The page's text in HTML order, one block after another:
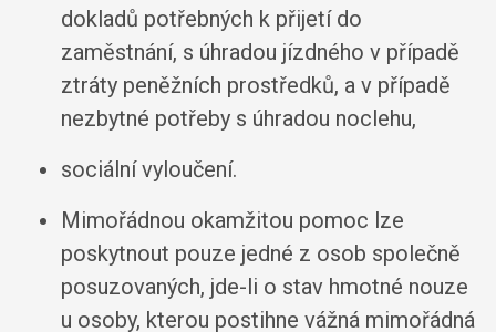
dokladů potřebných k přijetí do
zaměstnání, s úhradou jízdného v případě
ztráty peněžních prostředků, a v případě
nezbytné potřeby s úhradou noclehu,
sociální vyloučení.
Mimořádnou okamžitou pomoc lze
poskytnout pouze jedné z osob společně
posuzovaných, jde-li o stav hmotné nouze
u osoby, kterou postihne vážná mimořádná